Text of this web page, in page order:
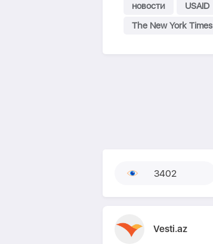
новости USAID
The New York Times
3402
Vesti.az